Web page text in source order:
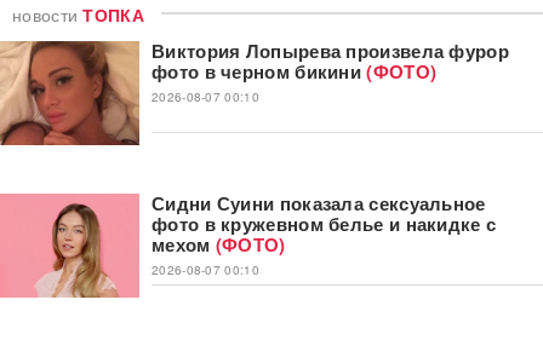
новостиТОПКА
Виктория Лопырева произвела фурор
фото в черном бикини(ФОТО)
2026-08-07 00:10
Сидни Суини показала сексуальное
фото в кружевном белье и накидке с
мехом (ФОТО)
2026-08-07 00:10